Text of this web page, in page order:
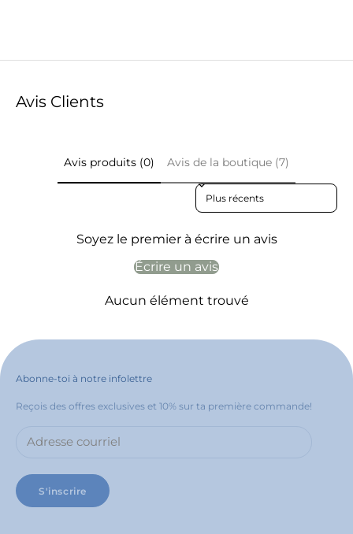
Avis Clients
Avis produits (0) Avis de la boutique (7)
Sort reviews by
Soyez le premier à écrire un avis
Écrire un avis
Aucun élément trouvé
Abonne-toi à notre infolettre
Reçois des offres exclusives et 10% sur ta première commande!
S'inscrire